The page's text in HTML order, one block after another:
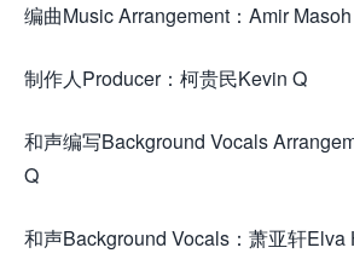
编曲Music Arrangement：Amir Masoh
制作人Producer：柯贵民Kevin Q
和声编写Background Vocals
Q
和声Background Vocals：萧亚轩Elva